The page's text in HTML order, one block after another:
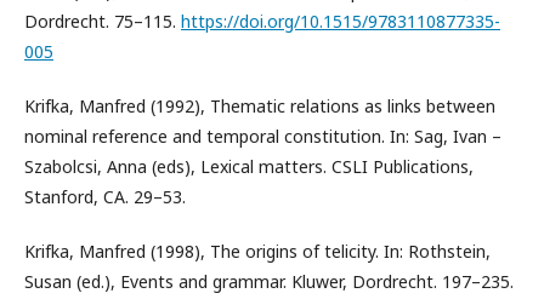
Dordrecht. 75–115. https://doi.org/10.1515/9783110877335-
005
Krifka, Manfred (1992), Thematic relations as links between
nominal reference and temporal constitution. In: Sag, Ivan –
Szabolcsi, Anna (eds), Lexical matters. CSLI Publications,
Stanford, CA. 29–53.
Krifka, Manfred (1998), The origins of telicity. In: Rothstein,
Susan (ed.), Events and grammar. Kluwer, Dordrecht. 197–235.